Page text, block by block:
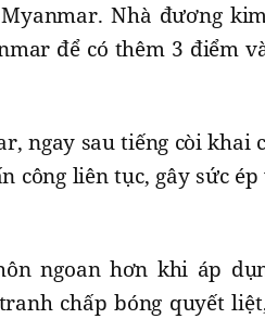
Nhà đương
để có thêm 3 điểm
ngay sau tiếng còi khai
công liên tục, gây sức
ngoan hơn khi áp
chấp bóng quyết